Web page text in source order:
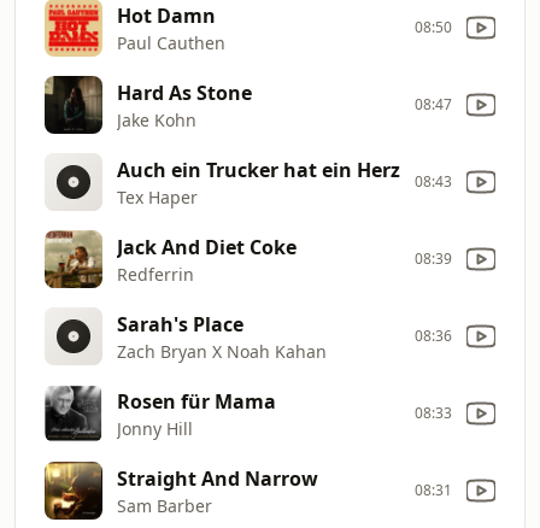
Hot Damn
Paul Cauthen
08:50
Hard As Stone
Jake Kohn
08:47
Auch ein Trucker hat ein Herz
Tex Haper
08:43
Jack And Diet Coke
Redferrin
08:39
Sarah's Place
Zach Bryan X Noah Kahan
08:36
Rosen für Mama
Jonny Hill
08:33
Straight And Narrow
Sam Barber
08:31